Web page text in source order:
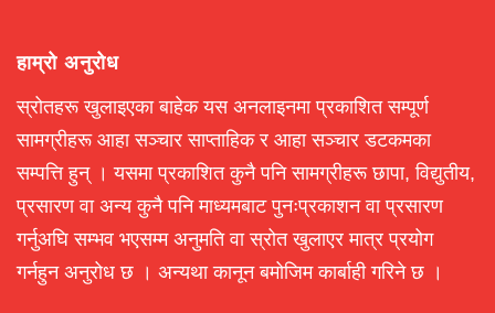
हाम्रो अनुरोध
स्रोतहरू खुलाइएका बाहेक यस अनलाइनमा प्रकाशित सम्पूर्ण
सामग्रीहरू आहा सञ्चार साप्ताहिक र आहा सञ्चार डटकमका
सम्पत्ति हुन् । यसमा प्रकाशित कुनै पनि सामग्रीहरू छापा, विद्युतीय,
प्रसारण वा अन्य कुनै पनि माध्यमबाट पुनःप्रकाशन वा प्रसारण
गर्नुअघि सम्भव भएसम्म अनुमति वा स्रोत खुलाएर मात्र प्रयोग
गर्नहुन अनुरोध छ । अन्यथा कानून बमोजिम कार्बाही गरिने छ ।